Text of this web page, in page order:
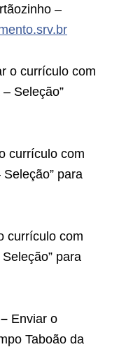
–
o currículo com
Seleção”
currículo com
para
currículo com
para
Enviar o
Taboão da